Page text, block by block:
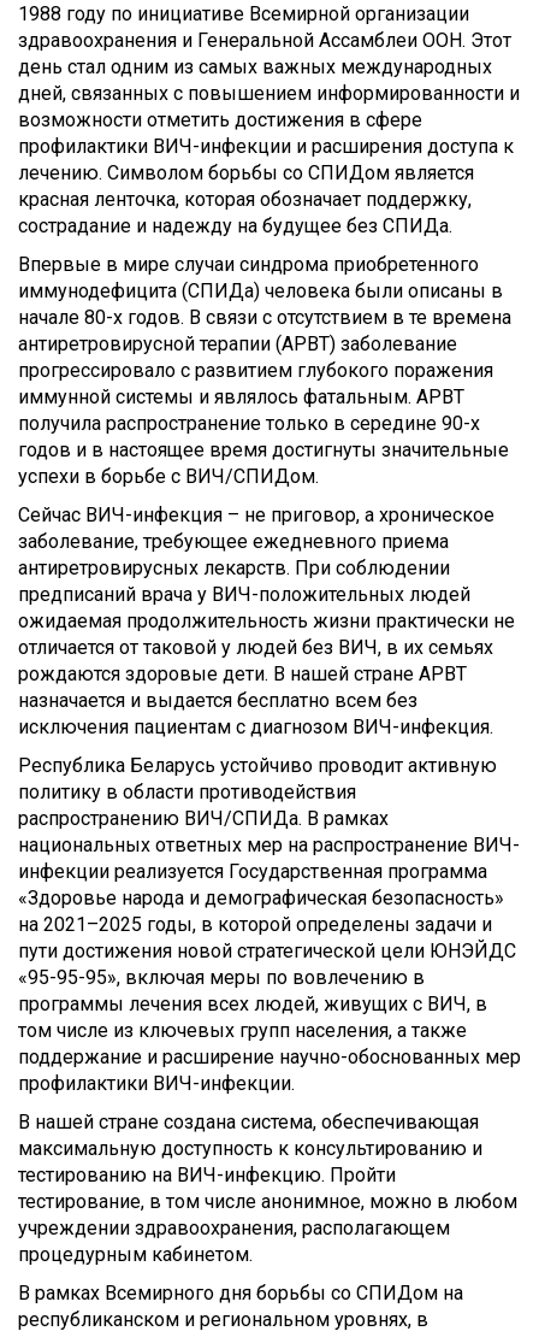
1988 году по инициативе Всемирной организации
здравоохранения и Генеральной Ассамблеи ООН. Этот
день стал одним из самых важных международных
дней, связанных с повышением информированности и
возможности отметить достижения в сфере
профилактики ВИЧ-инфекции и расширения доступа к
лечению. Символом борьбы со СПИДом является
красная ленточка, которая обозначает поддержку,
сострадание и надежду на будущее без СПИДа.
Впервые в мире случаи синдрома приобретенного
иммунодефицита (СПИДа) человека были описаны в
начале 80-х годов. В связи с отсутствием в те времена
антиретровирусной терапии (АРВТ) заболевание
прогрессировало с развитием глубокого поражения
иммунной системы и являлось фатальным. АРВТ
получила распространение только в середине 90-х
годов и в настоящее время достигнуты значительные
успехи в борьбе с ВИЧ/СПИДом.
Сейчас ВИЧ-инфекция – не приговор, а хроническое
заболевание, требующее ежедневного приема
антиретровирусных лекарств. При соблюдении
предписаний врача у ВИЧ-положительных людей
ожидаемая продолжительность жизни практически не
отличается от таковой у людей без ВИЧ, в их семьях
рождаются здоровые дети. В нашей стране АРВТ
назначается и выдается бесплатно всем без
исключения пациентам с диагнозом ВИЧ-инфекция.
Республика Беларусь устойчиво проводит активную
политику в области противодействия
распространению ВИЧ/СПИДа. В рамках
национальных ответных мер на распространение ВИЧ-
инфекции реализуется Государственная программа
«Здоровье народа и демографическая безопасность»
на 2021–2025 годы, в которой определены задачи и
пути достижения новой стратегической цели ЮНЭЙДС
«95-95-95», включая меры по вовлечению в
программы лечения всех людей, живущих с ВИЧ, в
том числе из ключевых групп населения, а также
поддержание и расширение научно-обоснованных мер
профилактики ВИЧ-инфекции.
В нашей стране создана система, обеспечивающая
максимальную доступность к консультированию и
тестированию на ВИЧ-инфекцию. Пройти
тестирование, в том числе анонимное, можно в любом
учреждении здравоохранения, располагающем
процедурным кабинетом.
В рамках Всемирного дня борьбы со СПИДом на
республиканском и региональном уровнях, в